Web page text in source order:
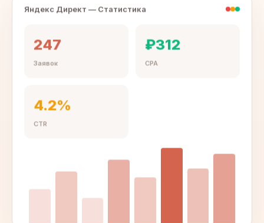
Яндекс Директ — Статистика
247
Заявок
₽312
CPA
4.2%
CTR